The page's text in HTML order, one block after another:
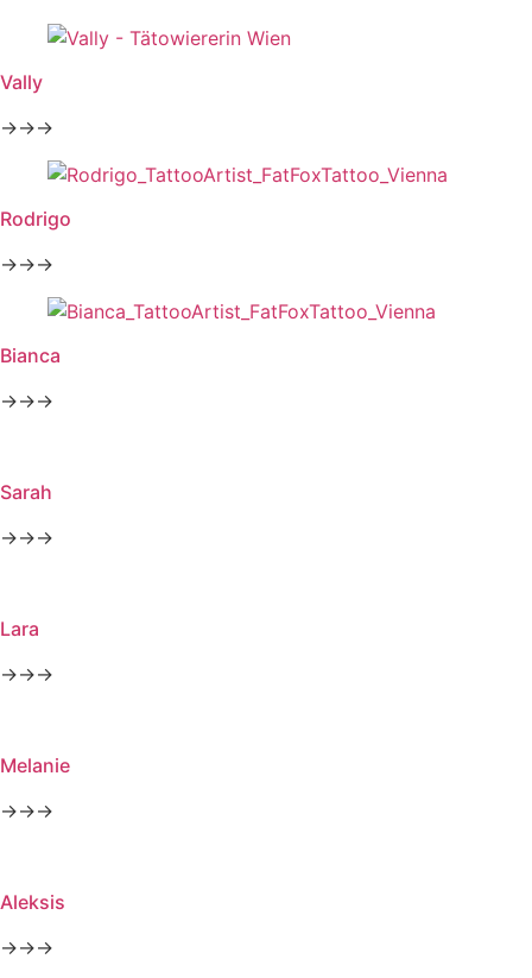
Vally
→→→
Rodrigo
→→→
Bianca
→→→
Sarah
→→→
Lara
→→→
Melanie
→→→
Aleksis
→→→